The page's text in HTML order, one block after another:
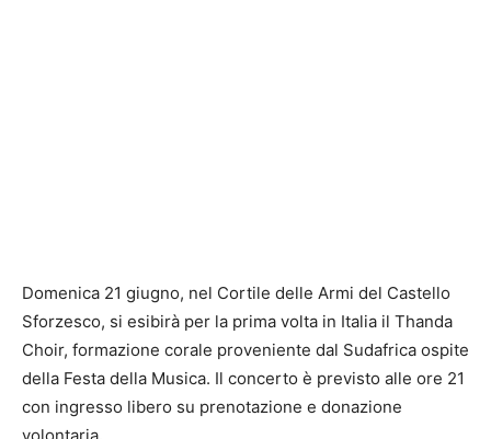
Domenica 21 giugno, nel Cortile delle Armi del Castello
Sforzesco, si esibirà per la prima volta in Italia il Thanda
Choir, formazione corale proveniente dal Sudafrica ospite
della Festa della Musica. Il concerto è previsto alle ore 21
con ingresso libero su prenotazione e donazione